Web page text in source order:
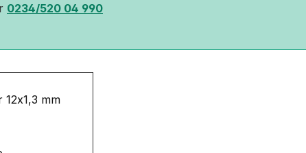
0234/520 04 990
mm